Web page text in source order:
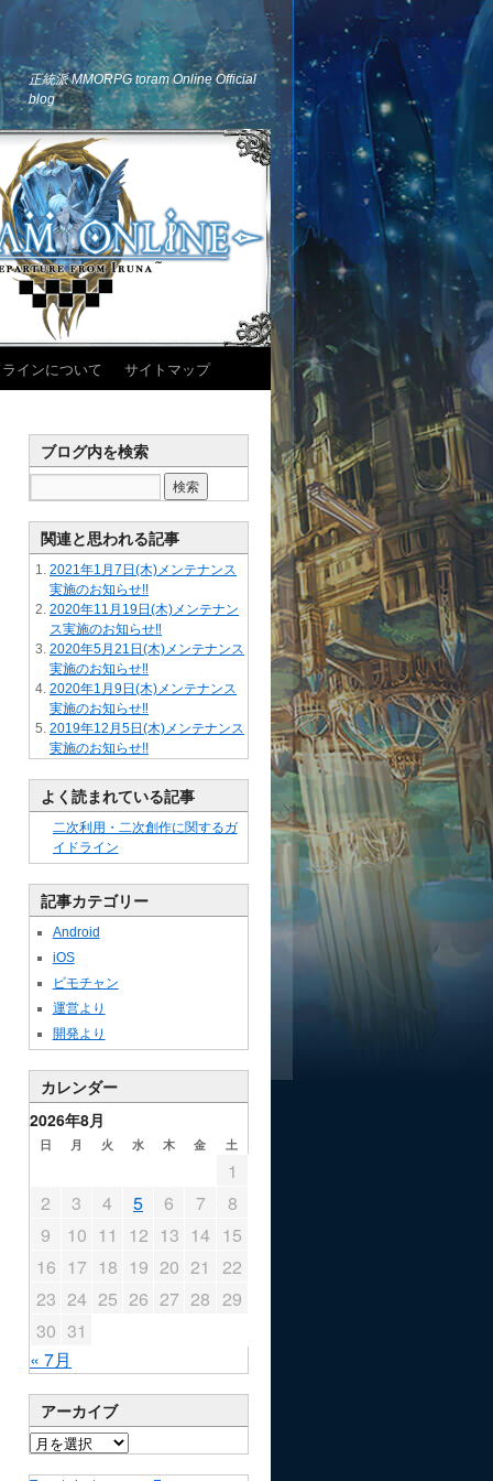
正統派 MMORPG toram Online Official
blog
インについて サイトマップ
ブログ内を検索
関連と思われる記事
2021年1月7日(木)メンテナンス
実施のお知らせ!!
2020年11月19日(木)メンテナン
ス実施のお知らせ‼
2020年5月21日(木)メンテナンス
実施のお知らせ‼
2020年1月9日(木)メンテナンス
実施のお知らせ‼
2019年12月5日(木)メンテナンス
実施のお知らせ!!
よく読まれている記事
二次利用・二次創作に関するガ
イドライン
記事カテゴリー
Android
iOS
ビモチャン
運営より
開発より
カレンダー
2026年8月
日 月 火 水 木 金 土
« 7月
1
2
3 4 5 6 7
8
9
10 11 12 13 14 15
16 17 18 19 20 21
22
23 24 25 26 27 28 29
30 31
アーカイブ